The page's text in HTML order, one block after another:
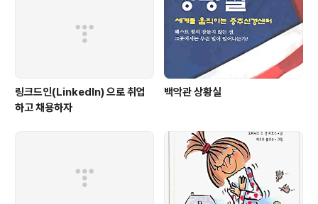
링크드인(LinkedIn) 으로 취업
하고 채용하자
백악관 상황실